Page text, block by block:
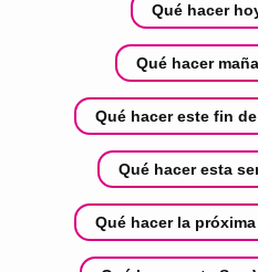
Qué hacer
Qué hacer
Qué hacer este fin
Qué hacer esta
Qué hacer la